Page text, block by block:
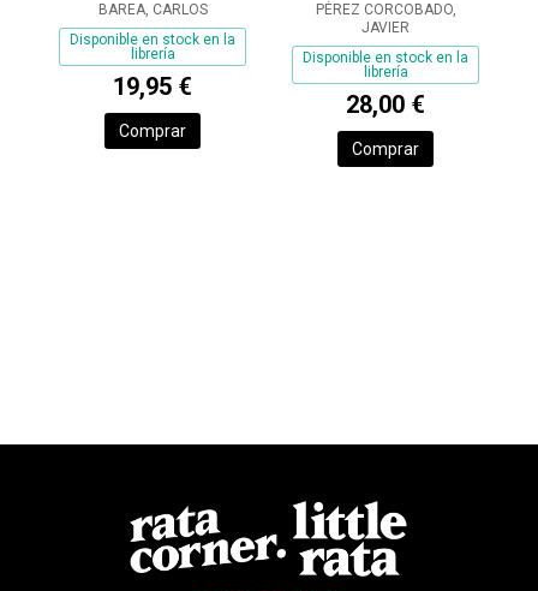
BAREA, CARLOS
Disponible en stock en la
librería
19,95 €
Comprar
PÉREZ CORCOBADO,
JAVIER
Disponible en stock en la
librería
28,00 €
Comprar